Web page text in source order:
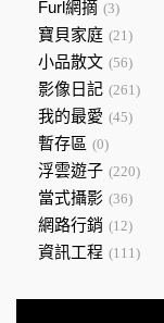
Furl網摘 (3)
寶貝家庭 (21)
小品散文 (56)
影像日記 (261)
我的最愛 (45)
暫存區 (0)
浮雲遊子 (220)
當式攝影 (36)
網路行銷 (12)
資訊工程 (111)